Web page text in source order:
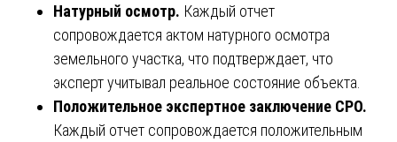
Натурный осмотр. Каждый отчет
сопровождается актом натурного осмотра
земельного участка, что подтверждает, что
эксперт учитывал реальное состояние объекта.
Положительное экспертное заключение СРО.
Каждый отчет сопровождается положительным